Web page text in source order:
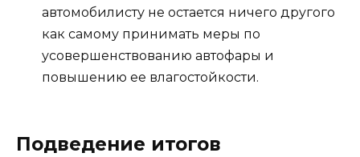
автомобилисту не остается ничего другого
как самому принимать меры по
усовершенствованию автофары и
повышению ее влагостойкости.
Подведение итогов